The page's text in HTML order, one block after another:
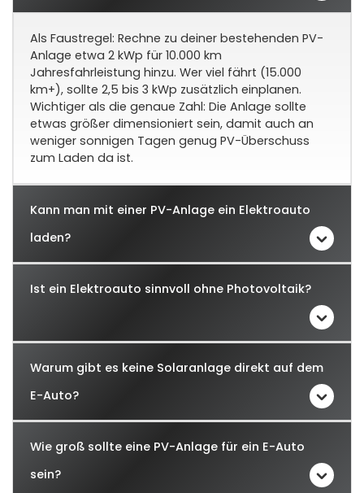
Als Faustregel: Rechne zu deiner bestehenden PV-
Anlage etwa 2 kWp für 10.000 km
Jahresfahrleistung hinzu. Wer viel fährt (15.000
km+), sollte 2,5 bis 3 kWp zusätzlich einplanen.
Wichtiger als die genaue Zahl: Die Anlage sollte
etwas größer dimensioniert sein, damit auch an
weniger sonnigen Tagen genug PV-Überschuss
zum Laden da ist.
Kann man mit einer PV-Anlage ein Elektroauto
laden?
Ist ein Elektroauto sinnvoll ohne Photovoltaik?
Warum gibt es keine Solaranlage direkt auf dem
E-Auto?
Wie groß sollte eine PV-Anlage für ein E-Auto
sein?